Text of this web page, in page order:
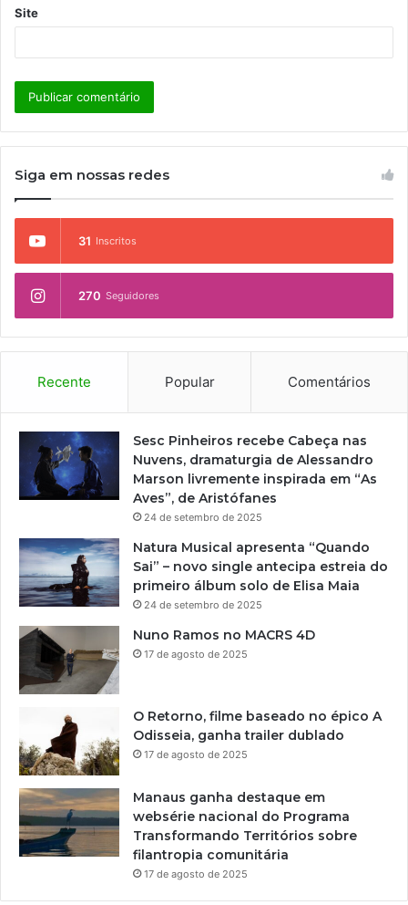
Site
Siga em nossas redes
31 Inscritos
270 Seguidores
Recente Popular Comentários
Sesc Pinheiros recebe Cabeça nas
Nuvens, dramaturgia de Alessandro
Marson livremente inspirada em “As
Aves”, de Aristófanes
24 de setembro de 2025
Natura Musical apresenta “Quando
Sai” – novo single antecipa estreia do
primeiro álbum solo de Elisa Maia
24 de setembro de 2025
Nuno Ramos no MACRS 4D
17 de agosto de 2025
O Retorno, filme baseado no épico A
Odisseia, ganha trailer dublado
17 de agosto de 2025
Manaus ganha destaque em
websérie nacional do Programa
Transformando Territórios sobre
filantropia comunitária
17 de agosto de 2025